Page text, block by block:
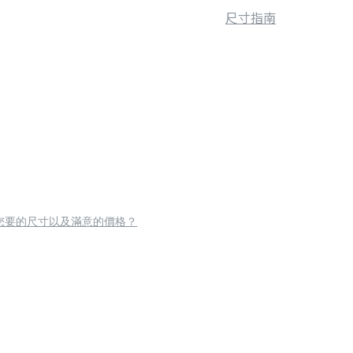
尺寸指南
要的尺寸以及滿意的價格？